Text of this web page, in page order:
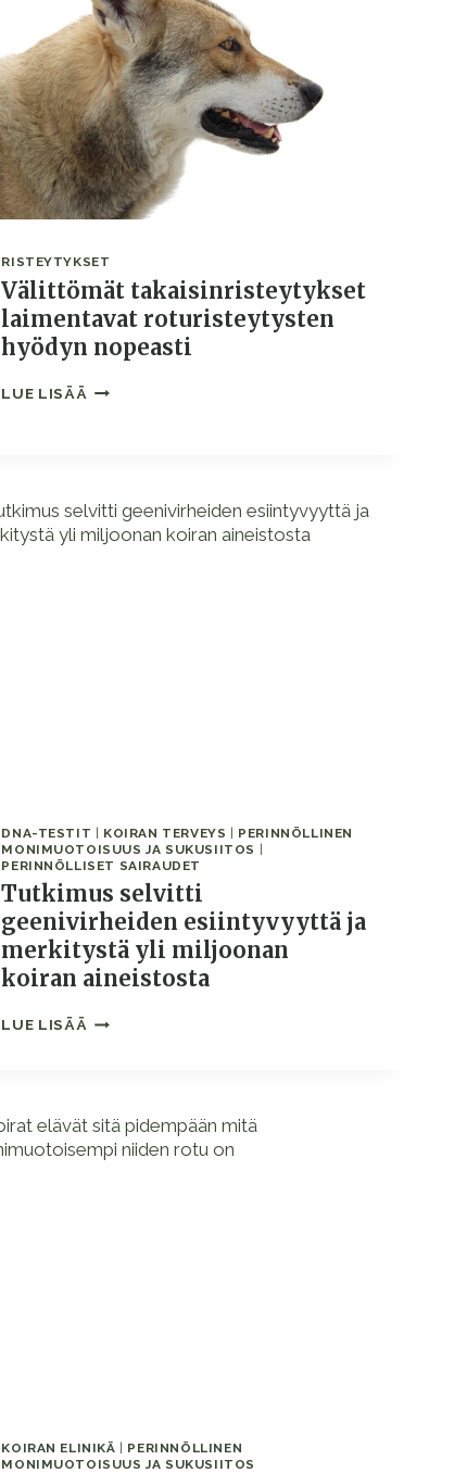
RISTEYTYKSET
Välittömät takaisinristeytykset
laimentavat roturisteytysten
hyödyn nopeasti
LUE LISÄÄ VÄLITTÖMÄT
DNA-TESTIT | KOIRAN TERVEYS | PERINNÖLLINEN
MONIMUOTOISUUS JA SUKUSIITOS |
PERINNÖLLISET SAIRAUDET
Tutkimus selvitti
geenivirheiden esiintyvyyttä ja
merkitystä yli miljoonan
koiran aineistosta
LUE LISÄÄ TUTKIMUS
YLI
MILJOONAN
KOIRAN ELINIKÄ | PERINNÖLLINEN
MONIMUOTOISUUS JA SUKUSIITOS